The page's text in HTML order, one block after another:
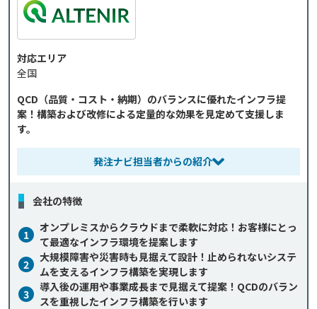
対応エリア
全国
QCD（品質・コスト・納期）のバランスに優れたインフラ提
案！構築および改修による定量的な効果を見定めて支援しま
す。
発注ナビ担当者からの紹介
会社の特徴
1
オンプレミスからクラウドまで柔軟に対応！お客様にとっ
て最適なインフラ環境を提案します
2
大規模障害や災害時も見据えて設計！止められないシステ
ムを支えるインフラ構築を実現します
3
導入後の運用や事業成長まで見据えて提案！QCDのバラン
スを重視したインフラ構築を行います